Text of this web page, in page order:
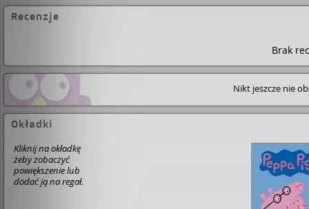
Recenzje
Brak
Nikt jeszcze nie
Okładki
Kliknij na okładkę
żeby zobaczyć
powiększenie lub
dodać ją na regał.